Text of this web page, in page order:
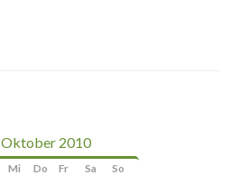
Oktober 2010
Mi Do Fr Sa So